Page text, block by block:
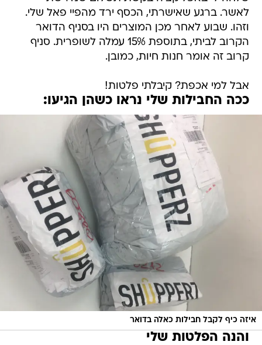
לאשר. ברגע שאישרתי, הכסף ירד מהפיי פאל שלי.
וזהו. שבוע לאחר מכן המוצרים היו בסניף הדואר
הקרוב לביתי, בתוספת 15% עמלה לשופרית. סניף
קרוב זה אומר חנות חיות, כמובן.
אבל למי אכפת? קיבלתי פלטות!
ככה החבילות שלי נראו כשהן הגיעו:
איזה כיף לקבל חבילות כאלה בדואר
והנה הפלטות שלי